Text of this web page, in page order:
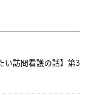
い訪問看護の話】第3